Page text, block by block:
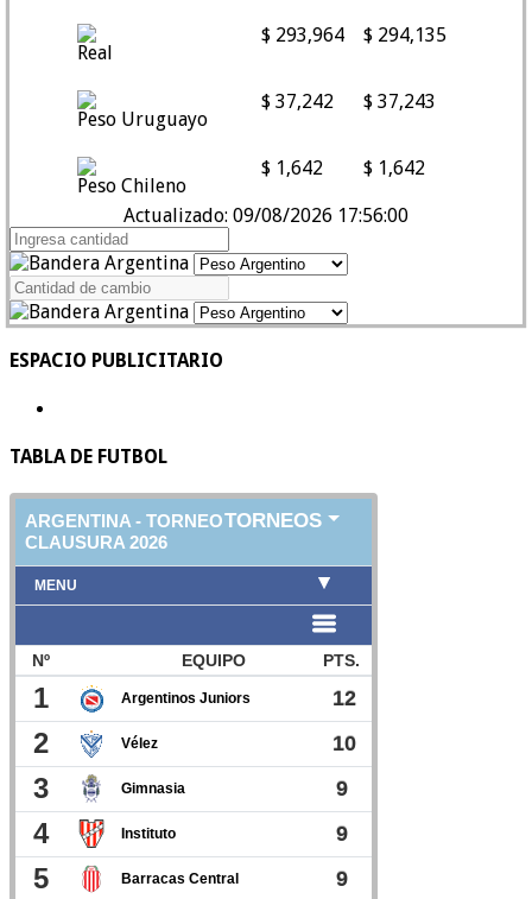
Real
$ 293,964 $ 294,135
Peso Uruguayo
$ 37,242 $ 37,243
Peso Chileno
$ 1,642 $ 1,642
Actualizado: 09/08/2026 17:56:00
ESPACIO PUBLICITARIO
TABLA DE FUTBOL